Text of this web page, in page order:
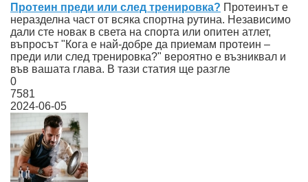
Протеин преди или след тренировка? Протеинът е
неразделна част от всяка спортна рутина. Независимо
дали сте новак в света на спорта или опитен атлет,
въпросът "Кога е най-добре да приемам протеин –
преди или след тренировка?" вероятно е възниквал и
във вашата глава. В тази статия ще разгле
0
7581
2024-06-05